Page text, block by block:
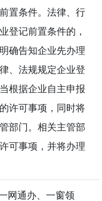
置条件。法律、行
登记前置条件的，
确告知企业先办理
、法规规定企业登
根据企业自主申报
许可事项，同时将
部门。相关主管部
可事项，并将办理
网通办、一窗领